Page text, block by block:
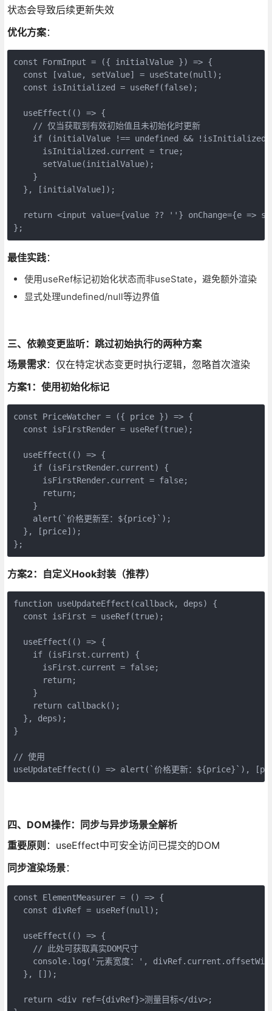
状态会导致后续更新失效
优化方案：
const FormInput = ({ initialValue }) => {
  const [value, setValue] = useState(null);
  const isInitialized = useRef(false);
  useEffect(() => {
    // 仅当获取到有效初始值且未初始化时更新
if (initialValue !== undefined &&
      isInitialized.current = true;
      setValue(initialValue);
    }
  }, [initialValue]);
return <input value={value ?? ''} onChange={e =>
};
最佳实践：
使用useRef标记初始化状态而非useState，避免额外渲染
显式处理undefined/null等边界值
三、依赖变更监听：跳过初始执行的两种方案
场景需求：仅在特定状态变更时执行逻辑，忽略首次渲染
方案1：使用初始化标记
const PriceWatcher = ({ price }) => {
  const isFirstRender = useRef(true);
  useEffect(() => {
    if (isFirstRender.current) {
      isFirstRender.current = false;
      return;
    }
    alert(`价格更新至：${price}`);
  }, [price]);
};
方案2：自定义Hook封装（推荐）
function useUpdateEffect(callback, deps) {
  const isFirst = useRef(true);
  useEffect(() => {
    if (isFirst.current) {
      isFirst.current = false;
      return;
    }
    return callback();
  }, deps);
}
// 使用
useUpdateEffect(() => alert(`价格更新：${price}`),
四、DOM操作：同步与异步场景全解析
重要原则 ：useEffect中可安全访问已提交的DOM
同步渲染场景：
const ElementMeasurer = () => {
  const divRef = useRef(null);
  useEffect(() => {
    // 此处可获取真实DOM尺寸
console.log('元素宽度：',
  }, []);
  return <div ref={divRef}>测量目标</div>;